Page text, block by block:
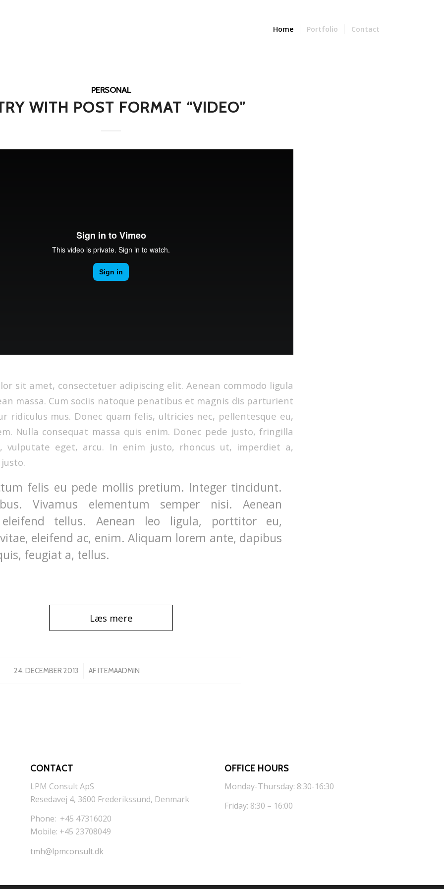
Home Portfolio Contact
PERSONAL
WITH POST FORMAT “VIDEO”
sit amet, consectetuer adipiscing elit. Aenean commodo ligula
massa. Cum sociis natoque penatibus et magnis dis parturient
ridiculus mus. Donec quam felis, ultricies nec, pellentesque eu,
Nulla consequat massa quis enim. Donec pede justo, fringilla
vulputate eget, arcu. In enim justo, rhoncus ut, imperdiet a,
felis eu pede mollis pretium. Integer tincidunt.
Vivamus elementum semper nisi. Aenean
tellus. Aenean leo ligula, porttitor eu,
eleifend ac, enim. Aliquam lorem ante, dapibus
feugiat a, tellus.
Læs mere
24. DECEMBER 2013
/ AFITEMAADMIN
CONTACT
LPM Consult ApS
Resedavej 4, 3600 Frederikssund, Denmark
Phone: +45 47316020
Mobile: +45 23708049
tmh@lpmconsult.dk
OFFICE HOURS
Monday-Thursday: 8:30-16:30
Friday: 8:30 – 16:00